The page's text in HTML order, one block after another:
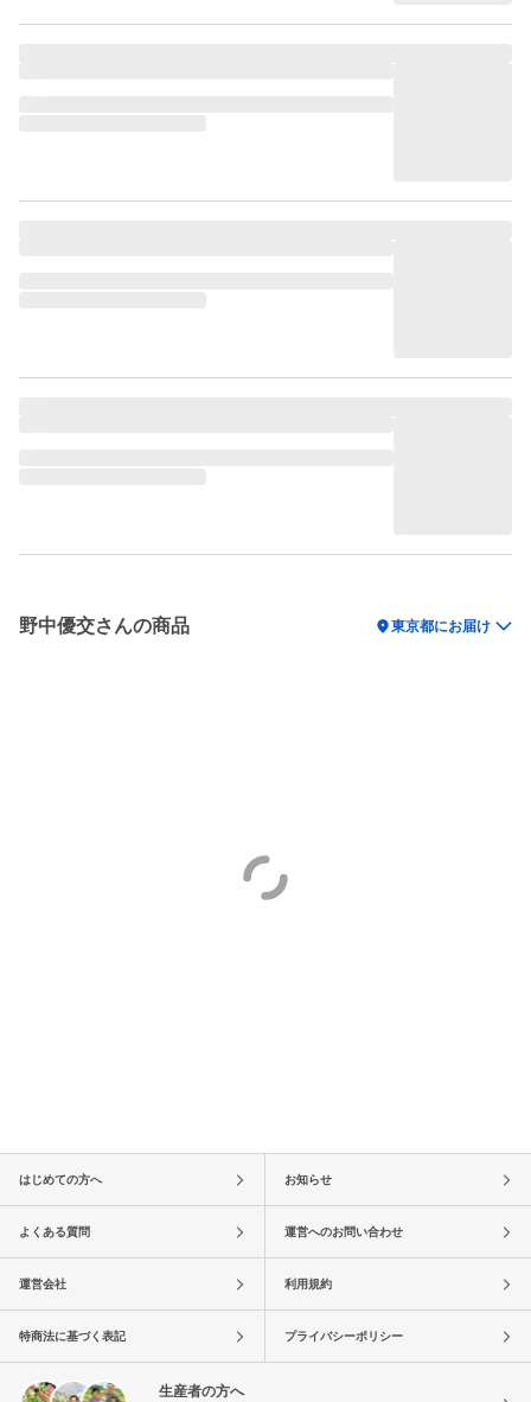
野中優交さんの商品 location_on東京都にお届け
はじめての方へ お知らせ
よくある質問 運営へのお問い合わせ
運営会社 利用規約
特商法に基づく表記 プライバシーポリシー
生産者の方へ